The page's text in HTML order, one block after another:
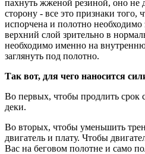
пахнуть жженой резиной, оно не
сторону - все это признаки того,
испорчена и полотно необходимо
верхний слой зрительно в
необходимо именно на
заглянуть под полотно.
Так вот, для чего наносится
Во первых, чтобы продлить срок
деки.
Во вторых, чтобы уменьшить
двигатель и плату. Чтобы
Вас на беговом полотне и само